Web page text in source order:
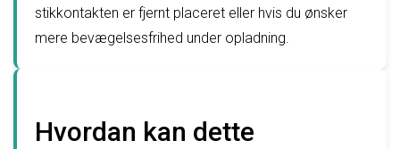
stikkontakten er fjernt placeret eller hvis du ønsker
mere bevægelsesfrihed under opladning.
Hvordan kan dette